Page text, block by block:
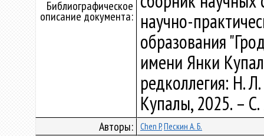
Библиографическое
описание документа: научно-
образования
имени Янки
редколлегия: Н.
Купалы, 2025. –
Авторы: Chen P.Пескин А. Б.